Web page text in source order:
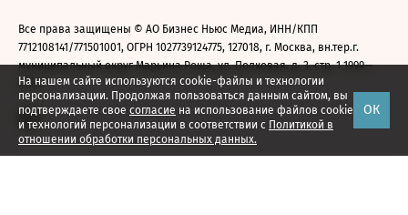
На нашем сайте используются cookie-файлы и технологии
персонализации. Продолжая пользоваться данным сайтом, вы
подтверждаете свое согласие на использование файлов cookie
и технологий персонализации в соответствии с Политикой в
отношении обработки персональных данных.
ОК
Все права защищены © АО Бизнес Ньюс Медиа, ИНН/КПП
7712108141/771501001, ОГРН 1027739124775, 127018, г. Москва, вн.тер.г.
муниципальный округ Марьина Роща, ул. Полковая, д. 3, стр. 1 1999—
2026